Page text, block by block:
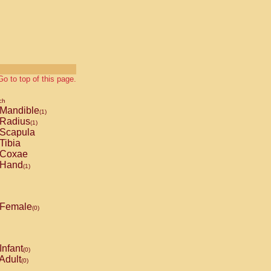
to top of this page.
Mandible(1)
Radius(1)
Scapula
Tibia
Coxae
Hand(1)
Female(0)
Infant(0)
(0)